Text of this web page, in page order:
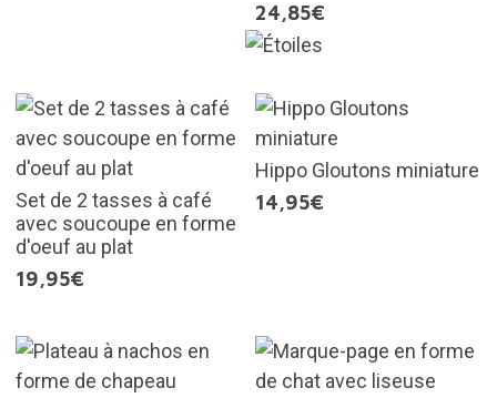
24,85€
Set de 2 tasses à café
avec soucoupe en forme
d'oeuf au plat
19,95€
Hippo Gloutons miniature
14,95€